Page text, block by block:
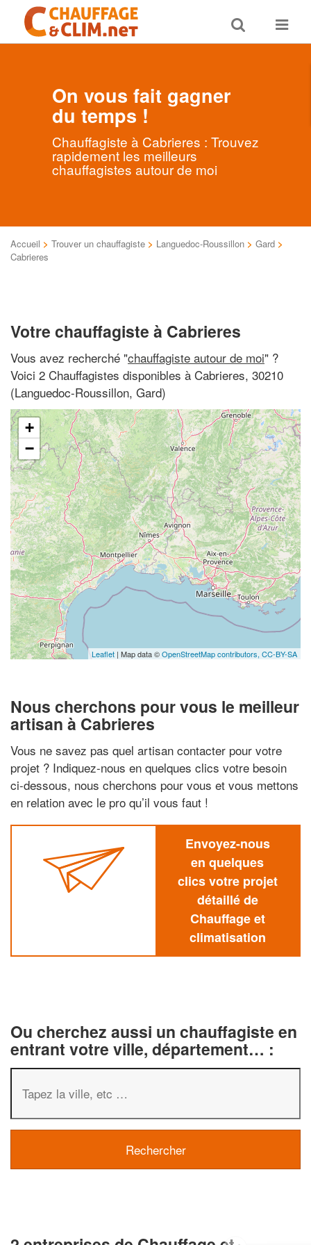
Toggle
search
Toggle
On vous fait gagner
du temps !
Chauffagiste à Cabrieres : Trouvez
rapidement les meilleurs
chauffagistes autour de moi
Accueil > Trouver un chauffagiste > Languedoc-Roussillon > Gard >
Cabrieres
Votre chauffagiste à Cabrieres
Vous avez recherché "chauffagiste autour de moi" ?
Voici 2 Chauffagistes disponibles à Cabrieres, 30210
(Languedoc-Roussillon, Gard)
+
−
Leaflet | Map data ©OpenStreetMap contributors, CC-BY-SA
Nous cherchons pour vous le meilleur
artisan à Cabrieres
Vous ne savez pas quel artisan contacter pour votre
projet ? Indiquez-nous en quelques clics votre besoin
ci-dessous, nous cherchons pour vous et vous mettons
en relation avec le pro qu’il vous faut !
Envoyez-nous
en quelques
clics votre projet
détaillé de
Chauffage et
climatisation
Ou cherchez aussi un chauffagiste en
entrant votre ville, département… :